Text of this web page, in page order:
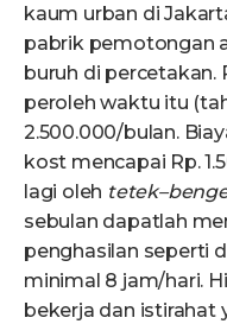
kaum urban di
pabrik pemotongan
buruh di percetakan.
peroleh waktu itu
2.500.000/bulan.
kost mencapai Rp.
lagi oleh tetek–
sebulan dapatlah
penghasilan seperti
minimal 8 jam/hari.
bekerja dan istirahat